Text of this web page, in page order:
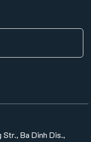
Str., Ba Dinh Dis.,